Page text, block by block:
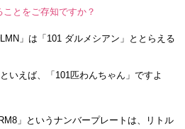
とをご存知ですか？
」は「101 ダルメシアン」ととらえる
いえば、「101匹わんちゃん」ですよ
」というナンバープレートは、リトル